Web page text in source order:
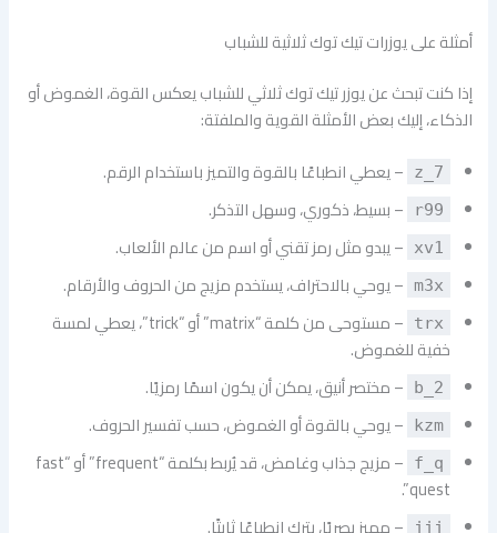
أمثلة على يوزرات تيك توك ثلاثية للشباب
إذا كنت تبحث عن يوزر تيك توك ثلاثي للشباب يعكس القوة، الغموض أو
الذكاء، إليك بعض الأمثلة القوية والملفتة:
z_7 – يعطي انطباعًا بالقوة والتميز باستخدام الرقم.
r99 – بسيط، ذكوري، وسهل التذكر.
xv1 – يبدو مثل رمز تقني أو اسم من عالم الألعاب.
m3x – يوحي بالاحتراف، يستخدم مزيج من الحروف والأرقام.
trx
– مستوحى من كلمة “matrix” أو “trick”، يعطي لمسة
خفية للغموض.
b_2 – مختصر أنيق، يمكن أن يكون اسمًا رمزيًا.
kzm – يوحي بالقوة أو الغموض، حسب تفسير الحروف.
f_q
– مزيج جذاب وغامض، قد يُربط بكلمة “frequent” أو “fast
quest”.
jjj – مميز بصريًا، يترك انطباعًا ثابتًا.